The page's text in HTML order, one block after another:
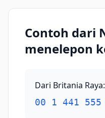
Contoh dari
menelepon
Dari Britania Raya:
00 1 441 555